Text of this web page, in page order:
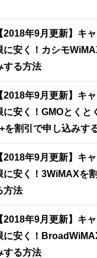
2018年9月更新】キ
に安く！カシモ
する方法
2018年9月更新】キ
に安く！GMOとくと
を割引で申し込みす
2018年9月更新】キ
に安く！3WiMAXを
方法
2018年9月更新】キ
に安く！
する方法